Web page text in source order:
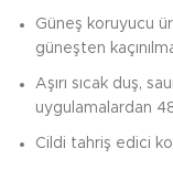
Güneş koruyucu
güneşten
Aşırı sıcak duş,
uygulamalardan 48
Cildi tahriş edici